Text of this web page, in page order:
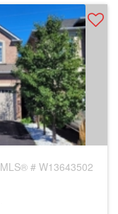
MLS® # W13643502